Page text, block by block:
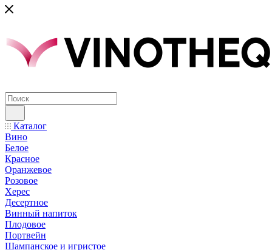
Каталог
Вино
Белое
Красное
Оранжевое
Розовое
Херес
Десертное
Винный напиток
Плодовое
Портвейн
Шампанское и игристое